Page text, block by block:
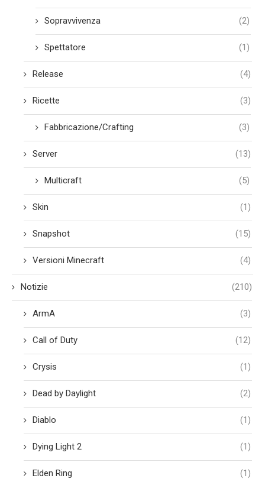
Sopravvivenza (2)
Spettatore (1)
Release (4)
Ricette (3)
Fabbricazione/Crafting (3)
Server (13)
Multicraft (5)
Skin (1)
Snapshot (15)
Versioni Minecraft (4)
Notizie (210)
ArmA (3)
Call of Duty (12)
Crysis (1)
Dead by Daylight (2)
Diablo (1)
Dying Light 2 (1)
Elden Ring (1)